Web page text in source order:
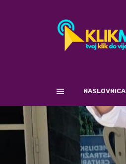
NASLOVNICA